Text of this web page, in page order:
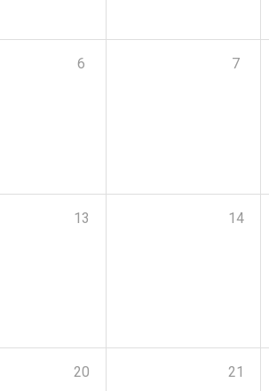
6 7
13 14
20 21